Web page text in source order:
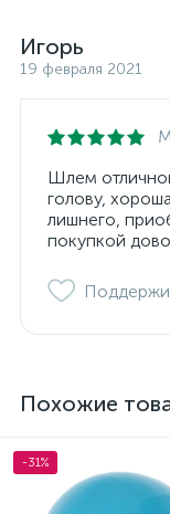
Игорь
19 февраля 2021
Шлем
голову,
лишнего,
покупкой
Похожие
-31%